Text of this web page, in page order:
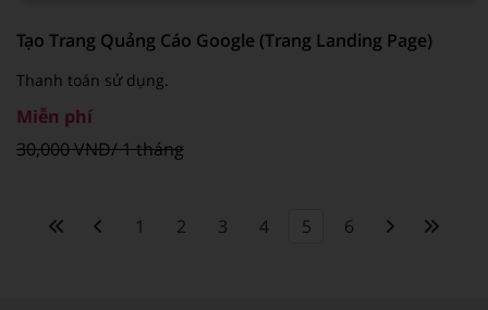
Tạo Trang Quảng Cáo Google (Trang Landing Page)
Thanh toán sử dụng.
Miễn phí
30,000 VNĐ/ 1 tháng
1 2 3 4 5 6